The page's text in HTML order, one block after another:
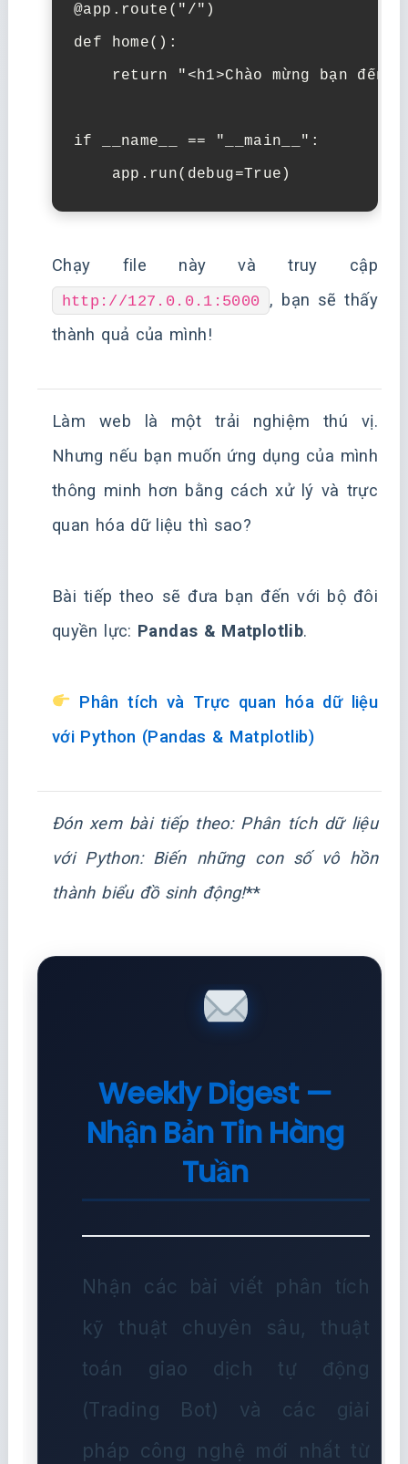
@app . route ( "/" )
def
home():
return
"<h1>Chào mừng bạn
if __name__ == "__main__" :
app . run( debug=True )
Chạy file này và truy cập
http://127.0.0.1:5000 , bạn sẽ thấy
thành quả của mình!
Làm web là một trải nghiệm thú vị.
Nhưng nếu bạn muốn ứng dụng của mình
thông minh hơn bằng cách xử lý và trực
quan hóa dữ liệu thì sao?
Bài tiếp theo sẽ đưa bạn đến với bộ đôi
quyền lực: Pandas & Matplotlib.
Phân tích và Trực quan hóa dữ liệu
với Python (Pandas & Matplotlib)
Đón xem bài tiếp theo: Phân tích dữ liệu
với Python: Biến những con số vô hồn
thành biểu đồ sinh động!**
Weekly Digest —
Nhận Bản Tin Hàng
Tuần
Nhận các bài viết phân tích
kỹ thuật chuyên sâu, thuật
toán giao dịch tự động
(Trading Bot) và các giải
pháp công nghệ mới nhất từ